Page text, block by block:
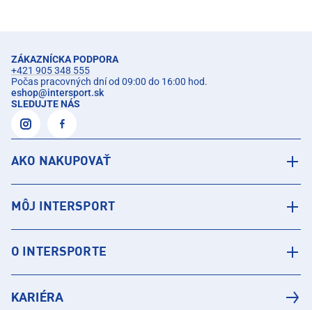
ZÁKAZNÍCKA PODPORA
+421 905 348 555
Počas pracovných dní od 09:00 do 16:00 hod.
eshop@intersport.sk
SLEDUJTE NÁS
AKO NAKUPOVAŤ
MÔJ INTERSPORT
O INTERSPORTE
KARIÉRA